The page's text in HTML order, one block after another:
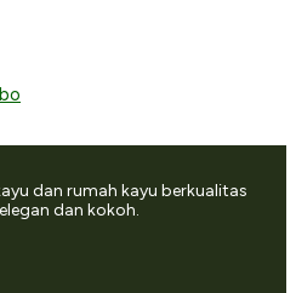
dan rumah kayu berkualitas
dan kokoh.